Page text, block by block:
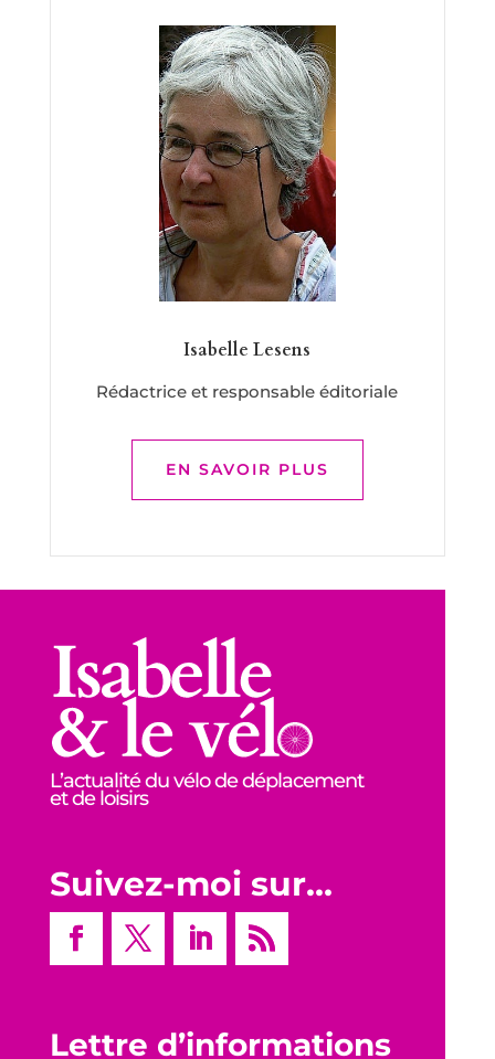
Isabelle Lesens
Rédactrice et responsable éditoriale
EN SAVOIR PLUS
L’actualité du vélo de déplacement
et de loisirs
Suivez-moi sur…
Lettre d’informations